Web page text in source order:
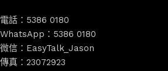
電話：5386 0180
WhatsApp：5386 0180
微信：EasyTalk_Jason
傳真：23072923